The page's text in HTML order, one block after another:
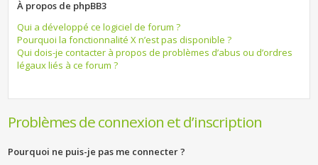
À propos de phpBB3
Qui a développé ce logiciel de forum ?
Pourquoi la fonctionnalité X n’est pas disponible ?
Qui dois-je contacter à propos de problèmes d’abus ou d’ordres
légaux liés à ce forum ?
Problèmes de connexion et d’inscription
Pourquoi ne puis-je pas me connecter ?